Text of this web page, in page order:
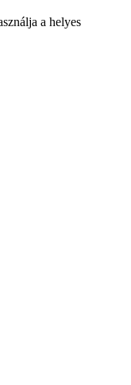
a helyes